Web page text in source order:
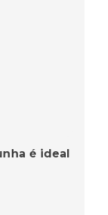
é ideal